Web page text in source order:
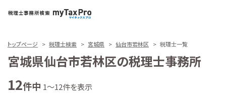
トップページ 税理士検索 宮城県 仙台市若林区 税理士一覧
宮城県仙台市若林区の税理士事務所
12件中 1～12件を表示